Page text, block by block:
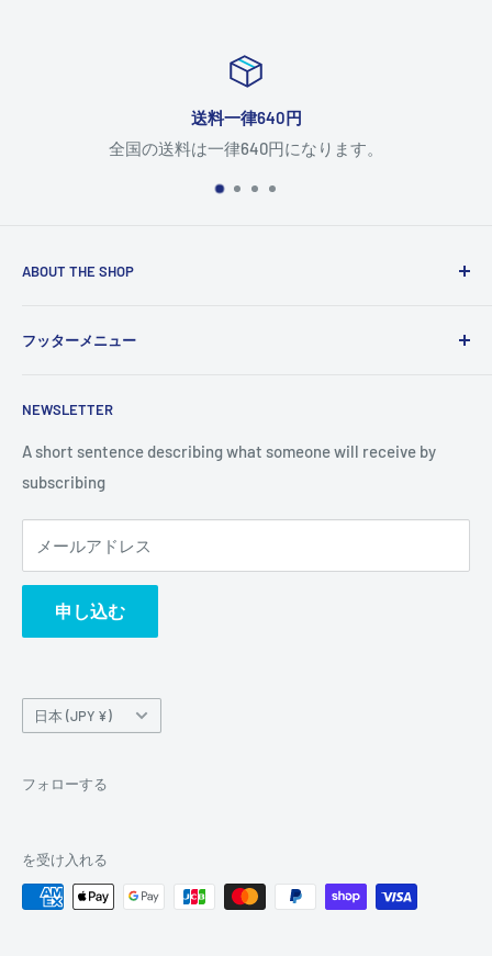
になります。
ABOUT THE SHOP
and vision. You can change it in the theme settings.
フッターメニュー
NEWSLETTER
A short sentence describing what someone will receive by
subscribing
メールアドレス
申し込む
国/
地
日本 (JPY ¥)
フォローする
を受け入れる